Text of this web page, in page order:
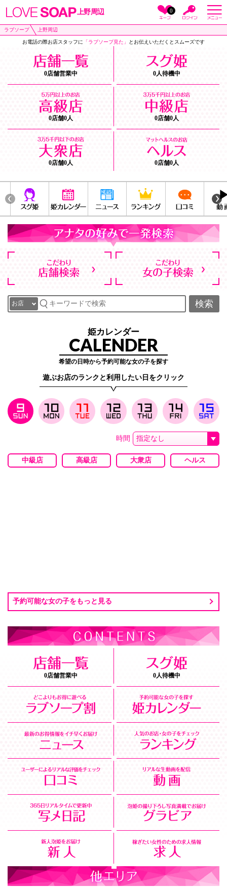
上野周辺 0
ラブソープ 上野周辺
お電話の際お店スタッフに 「ラブソープ見た」 とお伝えいただくとスムーズです
0店舗営業中 0人待機中
0店舗0人 0店舗0人
0店舗0人 0店舗0人
検索
姫カレンダー
CALENDER
希望の日時から予約可能な女の子を探す
遊ぶお店のランクと利用したい日をクリック
時間
中級店 高級店 大衆店 ヘルス
予約可能な女の子をもっと見る
0店舗営業中 0人待機中